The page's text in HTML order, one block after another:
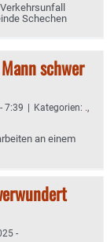
Schechen
schwer
7:39 | Kategorien: .,
an einem
-